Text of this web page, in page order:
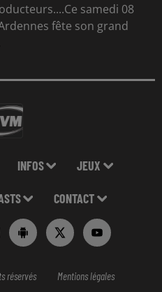
samedi 08
fête son grand
INFOS JEUX
CONTACT
réservés Mentions légales